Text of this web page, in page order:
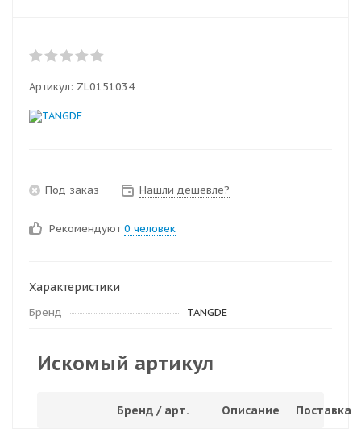
Артикул: ZL0151034
Под заказ Нашли дешевле?
Рекомендуют 0 человек
Характеристики
Бренд TANGDE
Искомый артикул
Бренд / арт. Описание Поставка